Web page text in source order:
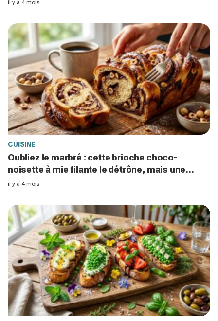
il y a 4 mois
CUISINE
Oubliez le marbré : cette brioche choco-
noisette à mie filante le détrône, mais une
erreur peut tout gâcher
il y a 4 mois